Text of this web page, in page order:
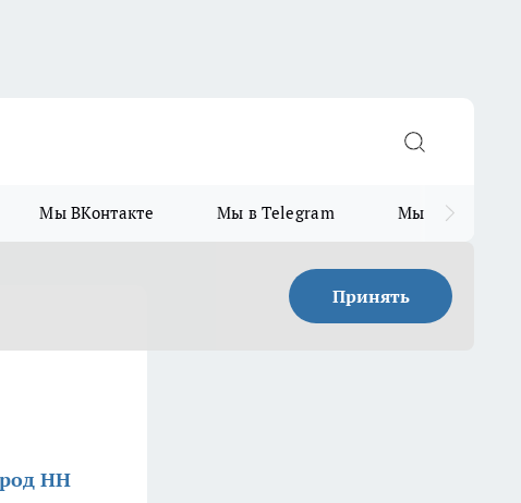
Мы ВКонтакте Мы в Telegram Мы в MAX
Принять
НН